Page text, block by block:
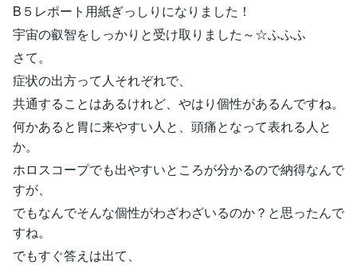
B５レポート用紙ぎっしりになりました！
宇宙の叡智をしっかりと受け取りました～☆ふふふ
さて。
症状の出方って人それぞれで、
共通することはあるけれど、やはり個性があるんですね。
何かあると胃に来やすい人と、頭痛となって表れる人と
か。
ホロスコープでも出やすいところが分かるので納得なんで
すが、
でもなんでそんな個性がわざわざいるのか？と思ったんで
すね。
でもすぐ答えは出て、